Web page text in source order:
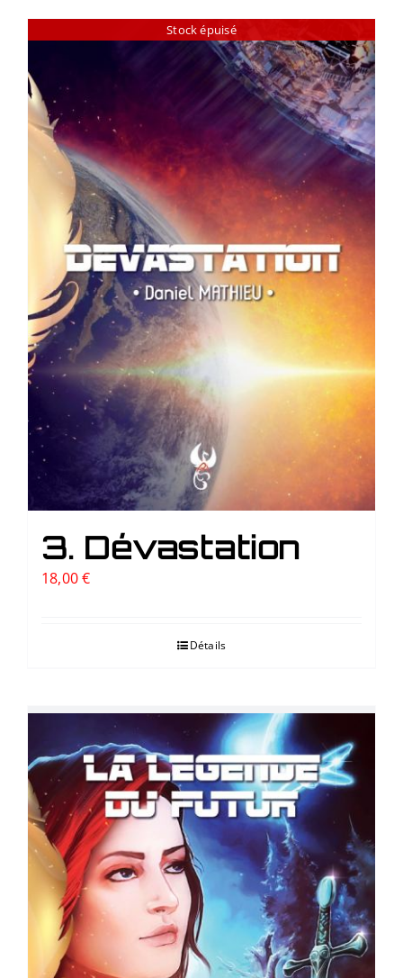
Stock épuisé
3. Dévastation
18,00€
Détails